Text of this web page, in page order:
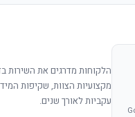
הלקוחות מדרגים את השירות
מקצועיות הצוות, שקיפות
עקביות לאורך שנים.